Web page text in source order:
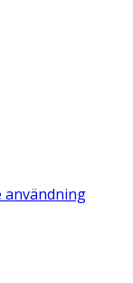
användning